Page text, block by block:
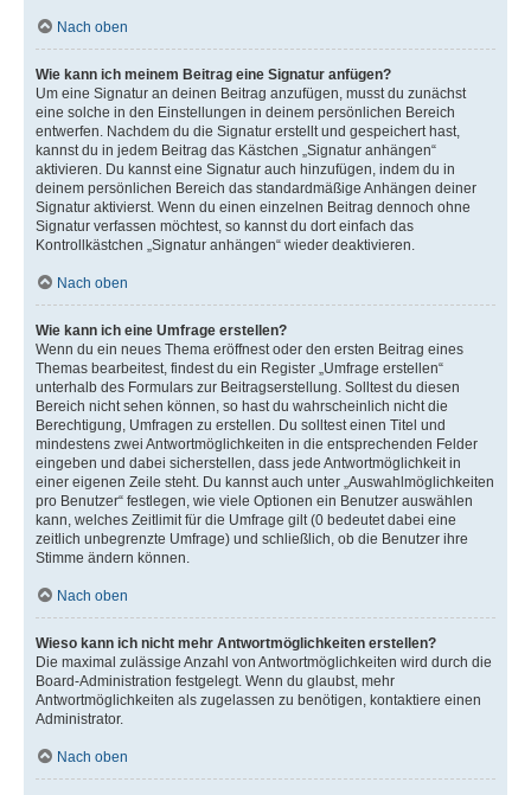
Nach oben
Wie kann ich meinem Beitrag eine Signatur anfügen?
Um eine Signatur an deinen Beitrag anzufügen, musst du zunächst
eine solche in den Einstellungen in deinem persönlichen Bereich
entwerfen. Nachdem du die Signatur erstellt und gespeichert hast,
kannst du in jedem Beitrag das Kästchen „Signatur anhängen“
aktivieren. Du kannst eine Signatur auch hinzufügen, indem du in
deinem persönlichen Bereich das standardmäßige Anhängen deiner
Signatur aktivierst. Wenn du einen einzelnen Beitrag dennoch ohne
Signatur verfassen möchtest, so kannst du dort einfach das
Kontrollkästchen „Signatur anhängen“ wieder deaktivieren.
Nach oben
Wie kann ich eine Umfrage erstellen?
Wenn du ein neues Thema eröffnest oder den ersten Beitrag eines
Themas bearbeitest, findest du ein Register „Umfrage erstellen“
unterhalb des Formulars zur Beitragserstellung. Solltest du diesen
Bereich nicht sehen können, so hast du wahrscheinlich nicht die
Berechtigung, Umfragen zu erstellen. Du solltest einen Titel und
mindestens zwei Antwortmöglichkeiten in die entsprechenden Felder
eingeben und dabei sicherstellen, dass jede Antwortmöglichkeit in
einer eigenen Zeile steht. Du kannst auch unter „Auswahlmöglichkeiten
pro Benutzer“ festlegen, wie viele Optionen ein Benutzer auswählen
kann, welches Zeitlimit für die Umfrage gilt (0 bedeutet dabei eine
zeitlich unbegrenzte Umfrage) und schließlich, ob die Benutzer ihre
Stimme ändern können.
Nach oben
Wieso kann ich nicht mehr Antwortmöglichkeiten erstellen?
Die maximal zulässige Anzahl von Antwortmöglichkeiten wird durch die
Board-Administration festgelegt. Wenn du glaubst, mehr
Antwortmöglichkeiten als zugelassen zu benötigen, kontaktiere einen
Administrator.
Nach oben